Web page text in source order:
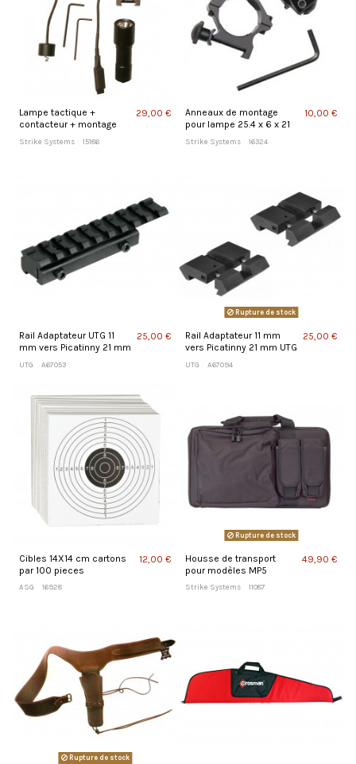
Lampe tactique +
contacteur + montage
Strike Systems 15186
29,00 €
Anneaux de montage
pour lampe 25.4 x 6 x 21
Strike Systems 16324
10,00 €
Rail Adaptateur UTG 11
mm vers Picatinny 21 mm
UTG A67053
25,00 €
Rupture de stock
Rail Adaptateur 11 mm
vers Picatinny 21 mm UTG
UTG A67094
25,00 €
Cibles 14X14 cm cartons
par 100 pieces
ASG 16928
12,00 €
Rupture de stock
Housse de transport
pour modèles MP5
Strike Systems 11087
49,90 €
Rupture de stock